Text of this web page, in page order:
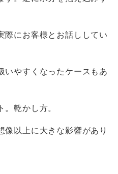
際にお客様とお話ししてい
いやすくなったケースもあ
。乾かし方。
像以上に大きな影響があり